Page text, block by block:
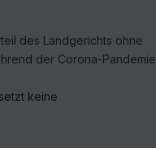
des Landgerichts ohne
der Corona-Pandemie
keine